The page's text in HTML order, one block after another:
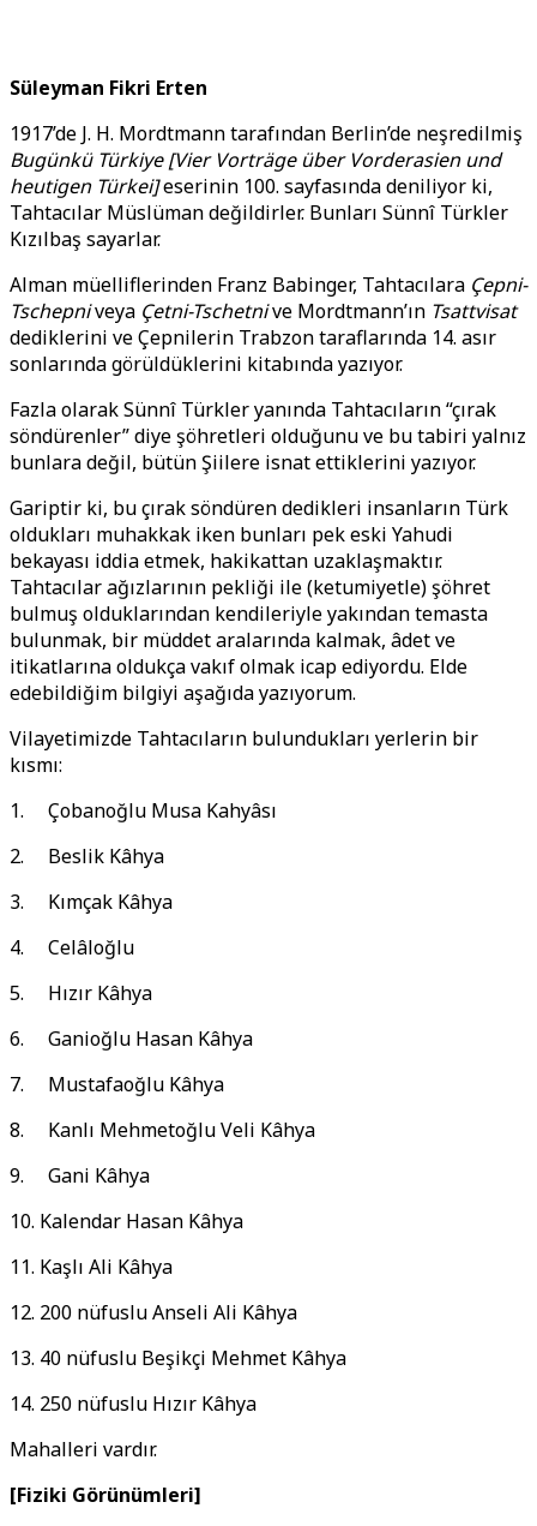
Süleyman Fikri Erten
1917’de J. H. Mordtmann tarafından Berlin’de neşredilmiş
Bugünkü Türkiye [Vier Vorträge über Vorderasien und
heutigen Türkei]eserinin 100. sayfasında deniliyor ki,
Tahtacılar Müslüman değildirler. Bunları Sünnî Türkler
Kızılbaş sayarlar.
Alman müelliflerinden Franz Babinger, Tahtacılara Çepni-
Tschepniveya Çetni-Tschetnive Mordtmann’ın Tsattvisat
dediklerini ve Çepnilerin Trabzon taraflarında 14. asır
sonlarında görüldüklerini kitabında yazıyor.
Fazla olarak Sünnî Türkler yanında Tahtacıların “çırak
söndürenler” diye şöhretleri olduğunu ve bu tabiri yalnız
bunlara değil, bütün Şiilere isnat ettiklerini yazıyor.
Gariptir ki, bu çırak söndüren dedikleri insanların Türk
oldukları muhakkak iken bunları pek eski Yahudi
bekayası iddia etmek, hakikattan uzaklaşmaktır.
Tahtacılar ağızlarının pekliği ile (ketumiyetle) şöhret
bulmuş olduklarından kendileriyle yakından temasta
bulunmak, bir müddet aralarında kalmak, âdet ve
itikatlarına oldukça vakıf olmak icap ediyordu. Elde
edebildiğim bilgiyi aşağıda yazıyorum.
Vilayetimizde Tahtacıların bulundukları yerlerin bir
kısmı:
1. Çobanoğlu Musa Kahyâsı
2. Beslik Kâhya
3. Kımçak Kâhya
4. Celâloğlu
5. Hızır Kâhya
6. Ganioğlu Hasan Kâhya
7. Mustafaoğlu Kâhya
8. Kanlı Mehmetoğlu Veli Kâhya
9. Gani Kâhya
10. Kalendar Hasan Kâhya
11. Kaşlı Ali Kâhya
12. 200 nüfuslu Anseli Ali Kâhya
13. 40 nüfuslu Beşikçi Mehmet Kâhya
14. 250 nüfuslu Hızır Kâhya
Mahalleri vardır.
[Fiziki Görünümleri]